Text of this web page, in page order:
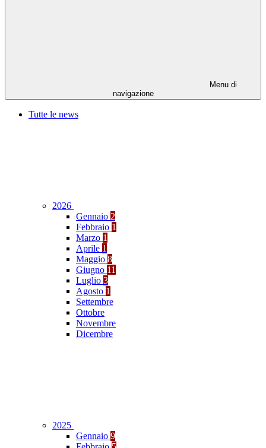
Menu di
navigazione
Tutte le news
2026
Gennaio 2
Febbraio 1
Marzo 1
Aprile 1
Maggio 8
Giugno 11
Luglio 3
Agosto 1
Settembre
Ottobre
Novembre
Dicembre
2025
Gennaio 9